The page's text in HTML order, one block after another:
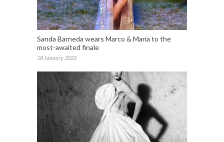
Sanda Barneda wears Marco & María to the
most-awaited finale
18 January, 2022